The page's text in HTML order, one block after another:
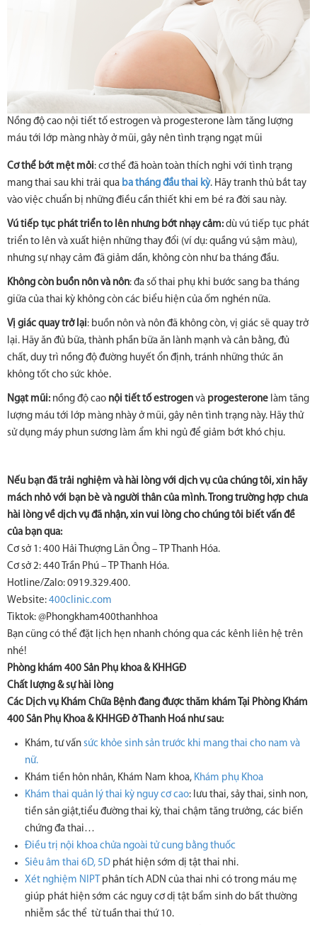
Nồng độ cao nội tiết tố estrogen và progesterone làm tăng lượng
máu tới lớp màng nhày ở mũi, gây nên tình trạng ngạt mũi
Cơ thể bớt mệt mỏi: cơ thể đã hoàn toàn thích nghi với tình trạng
mang thai sau khi trải qua ba tháng đầu thai kỳ. Hãy tranh thủ bắt tay
vào việc chuẩn bị những điều cần thiết khi em bé ra đời sau này.
Vú tiếp tục phát triển to lên nhưng bớt nhạy cảm: dù vú tiếp tục phát
triển to lên và xuất hiện những thay đổi (ví dụ: quầng vú sậm màu),
nhưng sự nhạy cảm đã giảm dần, không còn như ba tháng đầu.
Không còn buồn nôn và nôn: đa số thai phụ khi bước sang ba tháng
giữa của thai kỳ không còn các biểu hiện của ốm nghén nữa.
Vị giác quay trở lại: buồn nôn và nôn đã không còn, vị giác sẽ quay trở
lại. Hãy ăn đủ bữa, thành phần bữa ăn lành mạnh và cân bằng, đủ
chất, duy trì nồng độ đường huyết ổn định, tránh những thức ăn
không tốt cho sức khỏe.
Ngạt mũi: nồng độ cao nội tiết tố estrogen và progesterone làm tăng
lượng máu tới lớp màng nhày ở mũi, gây nên tình trạng này. Hãy thử
sử dụng máy phun sương làm ẩm khi ngủ để giảm bớt khó chịu.
Nếu bạn đã trải nghiệm và hài lòng với dịch vụ của chúng tôi, xin hãy
mách nhỏ với bạn bè và người thân của mình. Trong trường hợp chưa
hài lòng về dịch vụ đã nhận, xin vui lòng cho chúng tôi biết vấn đề
của bạn qua:
Cơ sở 1: 400 Hải Thượng Lãn Ông – TP Thanh Hóa.
Cơ sở 2: 440 Trần Phú – TP Thanh Hóa.
Hotline/Zalo: 0919.329.400.
Website: 400clinic.com
Tiktok: @Phongkham400thanhhoa
Bạn cũng có thể đặt lịch hẹn nhanh chóng qua các kênh liên hệ trên
nhé!
Phòng khám 400 Sản Phụ khoa & KHHGĐ
Chất lượng & sự hài lòng
Các Dịch vụ Khám Chữa Bệnh đang được thăm khám Tại Phòng Khám
400 Sản Phụ Khoa & KHHGĐ ở Thanh Hoá như sau:
Khám, tư vấn sức khỏe sinh sản trước khi mang thai cho nam và
nữ.
Khám tiền hôn nhân, Khám Nam khoa, Khám phụ Khoa
Khám thai quản lý thai kỳ nguy cơ cao: lưu thai, sảy thai, sinh non,
tiền sản giật,tiểu đường thai kỳ, thai chậm tăng trưởng, các biến
chứng đa thai…
Điều trị nội khoa chửa ngoài tử cung bằng thuốc
Siêu âm thai 6D, 5D phát hiện sớm dị tật thai nhi.
Xét nghiệm NIPT phân tích ADN của thai nhi có trong máu mẹ
giúp phát hiện sớm các nguy cơ dị tật bẩm sinh do bất thường
nhiễm sắc thể từ tuần thai thứ 10.